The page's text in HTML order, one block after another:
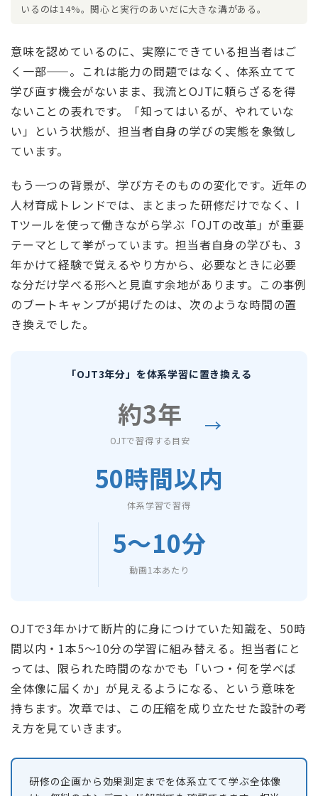
いるのは14%。関心と実行のあいだに大きな溝がある。
意味を認めているのに、実際にできている担当者はご
く一部——。これは能力の問題ではなく、体系立てて
学び直す機会がないまま、我流とOJTに頼らざるを得
ないことの表れです。「知ってはいるが、やれていな
い」という状態が、担当者自身の学びの実態を象徴し
ています。
もう一つの背景が、学び方そのものの変化です。近年の
人材育成トレンドでは、まとまった研修だけでなく、I
Tツールを使って働きながら学ぶ「OJTの改革」が重要
テーマとして挙がっています。担当者自身の学びも、3
年かけて経験で覚えるやり方から、必要なときに必要
な分だけ学べる形へと見直す余地があります。この事例
のブートキャンプが掲げたのは、次のような時間の置
き換えでした。
「OJT3年分」を体系学習に置き換える
約3年
OJTで習得する目安
→
50時間以内
体系学習で習得
5〜10分
動画1本あたり
OJTで3年かけて断片的に身につけていた知識を、50時
間以内・1本5〜10分の学習に組み替える。担当者にと
っては、限られた時間のなかでも「いつ・何を学べば
全体像に届くか」が見えるようになる、という意味を
持ちます。次章では、この圧縮を成り立たせた設計の考
え方を見ていきます。
研修の企画から効果測定までを体系立てて学ぶ全体像